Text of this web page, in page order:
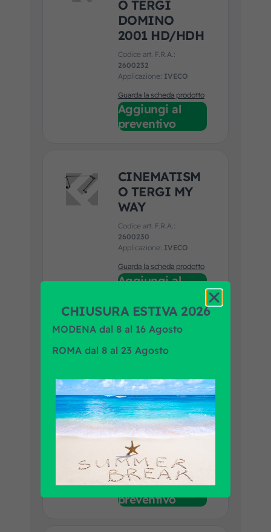
O TERGI
DOMINO
2001 HD/HDH
Codice art. F.R.A.:
2600232
Applicazione: IVECO
Guarda la scheda prodotto
Aggiungi al
preventivo
CINEMATISM
O TERGI MY
WAY
Codice art. F.R.A.:
2600230
Applicazione: IVECO
Guarda la scheda prodotto
Aggiungi al
MOTORE
D.16 24V
Codice art. F.R.A.:
2600228
Marca prodotto:DOGA
Applicazione:
DAF, IRIZAR, IVECO,
MENARINI, MERCEDES,
SITCAR
Guarda la scheda prodotto
Aggiungi al
preventivo
CHIUSURA ESTIVA 2026
MODENA dal 8 al 16 Agosto
ROMA dal 8 al 23 Agosto